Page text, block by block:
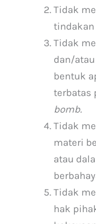
Tidak
tindakan
Tidak
dan/
bentuk
terbatas
bomb.
Tidak
materi
atau
Tidak
hak